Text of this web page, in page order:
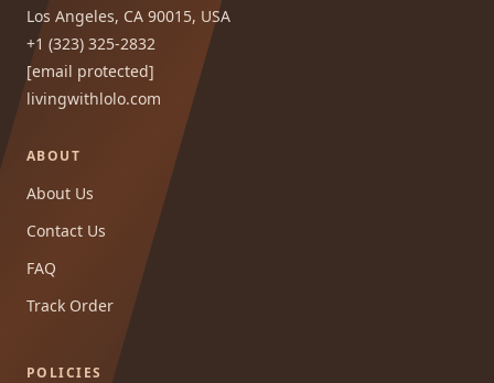
Los Angeles, CA 90015, USA
+1 (323) 325-2832
[email protected]
livingwithlolo.com
ABOUT
About Us
Contact Us
FAQ
Track Order
POLICIES